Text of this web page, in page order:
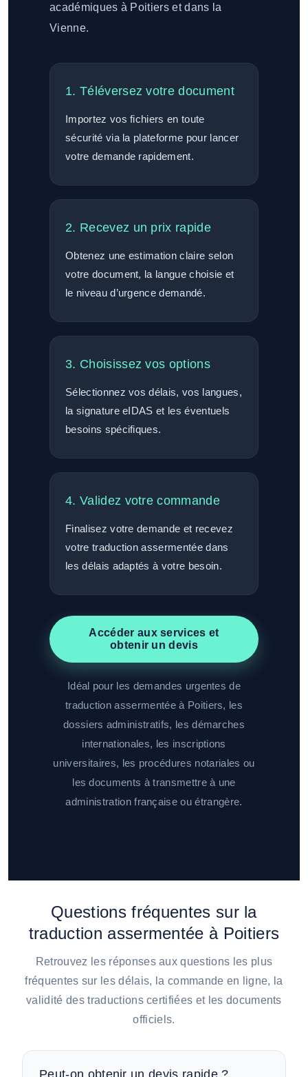
académiques à Poitiers et dans la
Vienne.
1. Téléversez votre document
Importez vos fichiers en toute
sécurité via la plateforme pour lancer
votre demande rapidement.
2. Recevez un prix rapide
Obtenez une estimation claire selon
votre document, la langue choisie et
le niveau d’urgence demandé.
3. Choisissez vos options
Sélectionnez vos délais, vos langues,
la signature eIDAS et les éventuels
besoins spécifiques.
4. Validez votre commande
Finalisez votre demande et recevez
votre traduction assermentée dans
les délais adaptés à votre besoin.
Accéder aux services et
obtenir un devis
Idéal pour les demandes urgentes de
traduction assermentée à Poitiers, les
dossiers administratifs, les démarches
internationales, les inscriptions
universitaires, les procédures notariales ou
les documents à transmettre à une
administration française ou étrangère.
Questions fréquentes sur la
traduction assermentée à Poitiers
Retrouvez les réponses aux questions les plus
fréquentes sur les délais, la commande en ligne, la
validité des traductions certifiées et les documents
officiels.
Peut-on obtenir un devis rapide ?